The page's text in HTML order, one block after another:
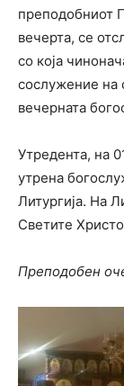
преподобниот
вечерта, се
со која
сослужение на
вечерната
Утредента, на
утрена
Литургија. На
Светите
Преподобен